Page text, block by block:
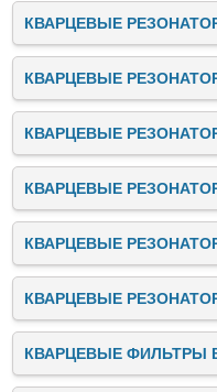
КВАРЦЕВЫЕ
КВАРЦЕВЫЕ
КВАРЦЕВЫЕ
КВАРЦЕВЫЕ
КВАРЦЕВЫЕ
КВАРЦЕВЫЕ
КВАРЦЕВЫЕ ФИЛЬТРЫ